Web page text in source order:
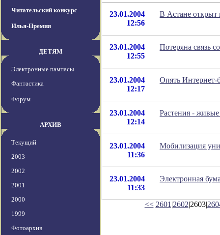
Читательский конкурс
Илья-Премия
ДЕТЯМ
Электронные пампасы
Фантастика
Форум
АРХИВ
Текущий
2003
2002
2001
2000
1999
Фотоархив
23.01.2004
12:56
В Астане открыт
23.01.2004
12:55
Потеряна связь
23.01.2004
12:17
Опять Интернет-
23.01.2004
12:14
Растения -
23.01.2004
11:36
Мобилизация
23.01.2004
11:33
Электронная
<< 2601 |2602|2603|